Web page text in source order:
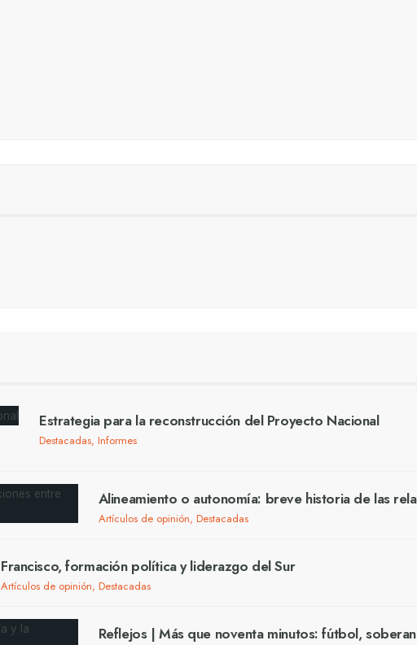
Estrategia para la reconstrucción del Proyecto Nacional
Destacadas, Informes
Alineamiento o autonomía: breve historia de las
Artículos de opinión, Destacadas
Francisco, formación política y liderazgo del Sur
Artículos de opinión, Destacadas
Reflejos | Más que noventa minutos: fútbol,